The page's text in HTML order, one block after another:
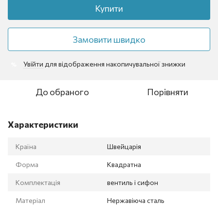
Купити
Замовити швидко
Увійти для відображення накопичувальної знижки
До обраного Порівняти
Характеристики
Країна Швейцарія
Форма Квадратна
Комплектація вентиль і сифон
Матеріал Нержавіюча сталь